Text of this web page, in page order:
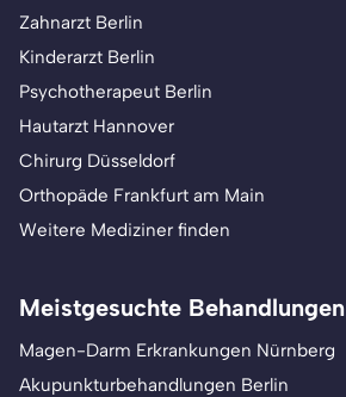
Zahnarzt Berlin
Kinderarzt Berlin
Psychotherapeut Berlin
Hautarzt Hannover
Chirurg Düsseldorf
Orthopäde Frankfurt am Main
Weitere Mediziner finden
Meistgesuchte Behandlungen
Magen-Darm Erkrankungen Nürnberg
Akupunkturbehandlungen Berlin